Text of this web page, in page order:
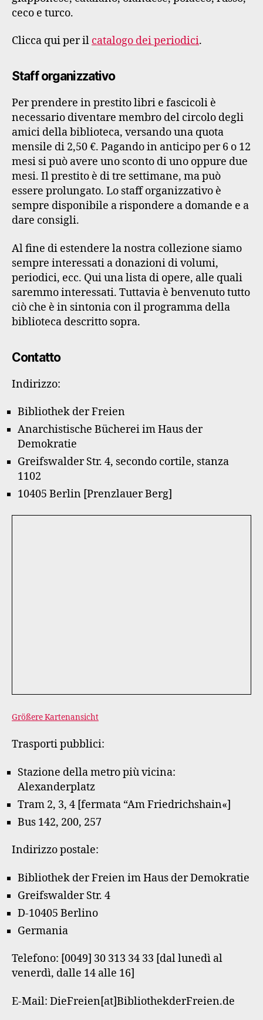
ceco e turco.
Clicca qui per il catalogo dei periodici.
Staff organizzativo
Per prendere in prestito libri e fascicoli è
necessario diventare membro del circolo degli
amici della biblioteca, versando una quota
mensile di 2,50 €. Pagando in anticipo per 6 o 12
mesi si può avere uno sconto di uno oppure due
mesi. Il prestito è di tre settimane, ma può
essere prolungato. Lo staff organizzativo è
sempre disponibile a rispondere a domande e a
dare consigli.
Al fine di estendere la nostra collezione siamo
sempre interessati a donazioni di volumi,
periodici, ecc. Qui una lista di opere, alle quali
saremmo interessati. Tuttavia è benvenuto tutto
ciò che è in sintonia con il programma della
biblioteca descritto sopra.
Contatto
Indirizzo:
Bibliothek der Freien
Anarchistische Bücherei im Haus der
Demokratie
Greifswalder Str. 4, secondo cortile, stanza
1102
10405 Berlin [Prenzlauer Berg]
Größere Kartenansicht
Trasporti pubblici:
Stazione della metro più vicina:
Alexanderplatz
Tram 2, 3, 4 [fermata “Am Friedrichshain«]
Bus 142, 200, 257
Indirizzo postale:
Bibliothek der Freien im Haus der Demokratie
Greifswalder Str. 4
D-10405 Berlino
Germania
Telefono: [0049] 30 313 34 33 [dal lunedì al
venerdì, dalle 14 alle 16]
E-Mail: DieFreien[at]BibliothekderFreien.de